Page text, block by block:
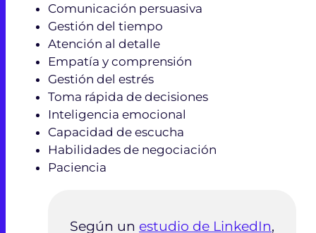
Comunicación persuasiva
Gestión del tiempo
Atención al detalle
Empatía y comprensión
Gestión del estrés
Toma rápida de decisiones
Inteligencia emocional
Capacidad de escucha
Habilidades de negociación
Paciencia
Según un estudio de LinkedIn,